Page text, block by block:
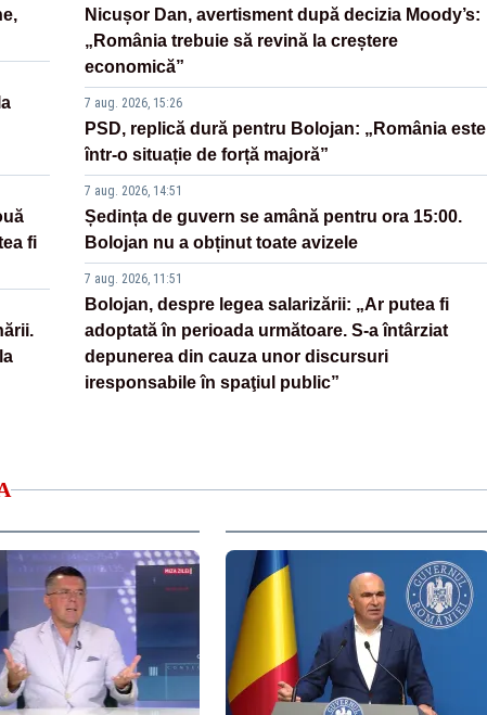
fi
Nicușor Dan, avertisment după decizia Moody’s:
„România trebuie să revină la creștere
economică”
7 aug. 2026, 15:26
PSD, replică dură pentru Bolojan: „România este
într-o situație de forță majoră”
7 aug. 2026, 14:51
Ședința de guvern se amână pentru ora 15:00.
Bolojan nu a obținut toate avizele
7 aug. 2026, 11:51
Bolojan, despre legea salarizării: „Ar putea fi
adoptată în perioada următoare. S-a întârziat
depunerea din cauza unor discursuri
iresponsabile în spaţiul public”